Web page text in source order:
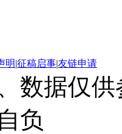
明|征稿启事|友链申请
数据仅
负